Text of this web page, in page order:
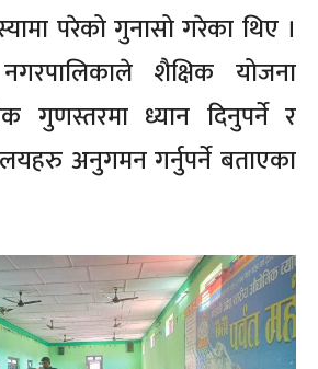
परेको गुनासो गरेका थिए ।
शैक्षिक योजना
गुणस्तरमा ध्यान दिनुपर्ने र
अनुगमन गर्नुपर्ने बताएका